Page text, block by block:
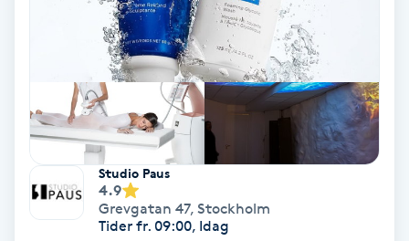
Bröllopsuppsättning
Celluliter
Coachning
Color correction
Studio Paus
4.9
Grevgatan 47, Stockholm
Tider fr. 09:00, Idag